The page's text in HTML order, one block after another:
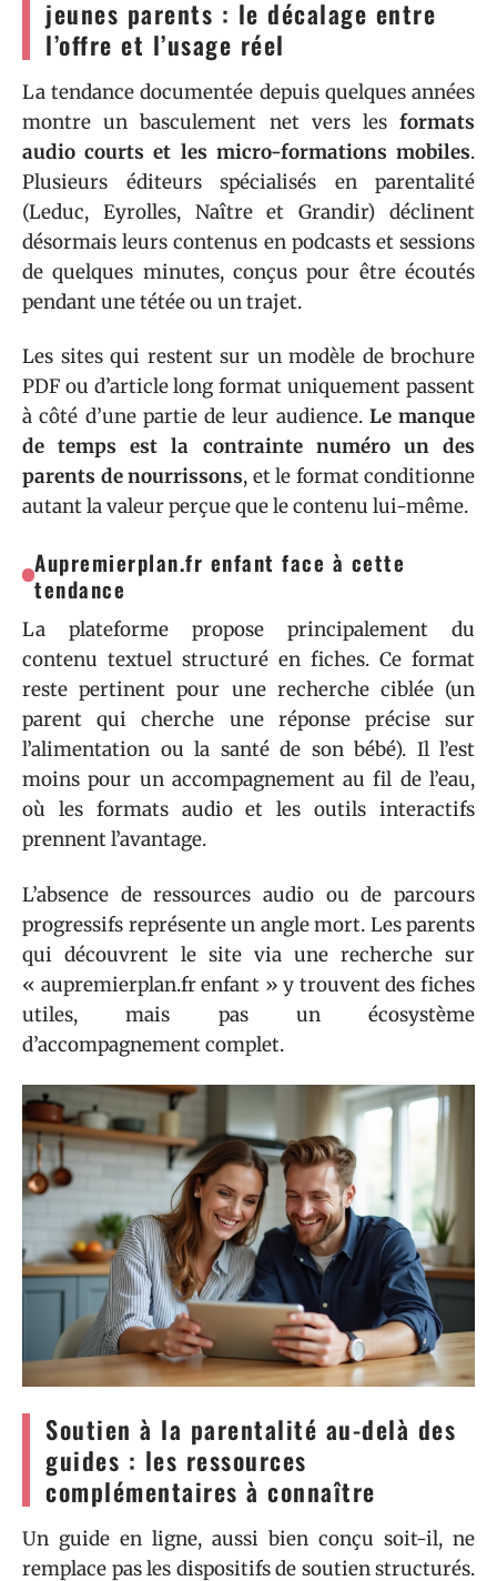
jeunes parents : le décalage entre
l’offre et l’usage réel
La tendance documentée depuis quelques années
montre un basculement net vers les formats
audio courts et les micro-formations mobiles.
Plusieurs éditeurs spécialisés en parentalité
(Leduc, Eyrolles, Naître et Grandir) déclinent
désormais leurs contenus en podcasts et sessions
de quelques minutes, conçus pour être écoutés
pendant une tétée ou un trajet.
Les sites qui restent sur un modèle de brochure
PDF ou d’article long format uniquement passent
à côté d’une partie de leur audience. Le manque
de temps est la contrainte numéro un des
parents de nourrissons, et le format conditionne
autant la valeur perçue que le contenu lui-même.
Aupremierplan.fr enfant face à cette
tendance
La plateforme propose principalement du
contenu textuel structuré en fiches. Ce format
reste pertinent pour une recherche ciblée (un
parent qui cherche une réponse précise sur
l’alimentation ou la santé de son bébé). Il l’est
moins pour un accompagnement au fil de l’eau,
où les formats audio et les outils interactifs
prennent l’avantage.
L’absence de ressources audio ou de parcours
progressifs représente un angle mort. Les parents
qui découvrent le site via une recherche sur
« aupremierplan.fr enfant » y trouvent des fiches
utiles, mais pas un écosystème
d’accompagnement complet.
Soutien à la parentalité au-delà des
guides : les ressources
complémentaires à connaître
Un guide en ligne, aussi bien conçu soit-il, ne
remplace pas les dispositifs de soutien structurés.